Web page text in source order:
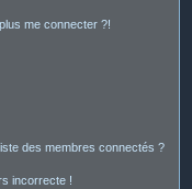
me connecter ?!
des membres connectés ?
incorrecte !